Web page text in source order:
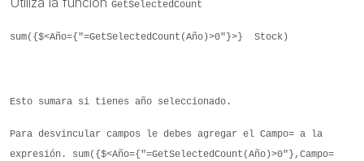
GetSelectedCount
sum({$<Año={"=GetSelectedCount(Año)>0"}>} Stock)
Esto sumara si tienes año seleccionado.
Para desvincular campos le debes agregar el Campo= a la
expresión. sum({$<Año={"=GetSelectedCount(Año)>0"}, Campo=